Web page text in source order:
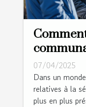
peuvent
07/04/2025
Dans un
relatives à la
plus en plus